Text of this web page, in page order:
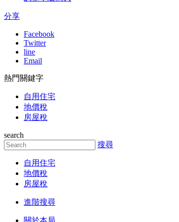
分享
Facebook
Twitter
line
Email
熱門關鍵字
自用住宅
地價稅
房屋稅
search
搜尋
自用住宅
地價稅
房屋稅
進階搜尋
關於本局